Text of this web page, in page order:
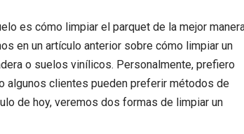
es cómo limpiar el parquet de la mejor
en un artículo anterior sobre cómo limpiar un
o suelos vinílicos. Personalmente, prefiero
algunos clientes pueden preferir métodos de
de hoy, veremos dos formas de limpiar un